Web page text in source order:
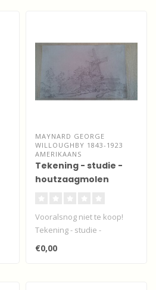
MAYNARD GEORGE
WILLOUGHBY 1843-1923
AMERIKAANS
Tekening - studie -
houtzaagmolen
Vooralsnog niet te koop!
Tekening - studie -
houtzaagmolen
Noordendijk - Dordrec..
€0,00